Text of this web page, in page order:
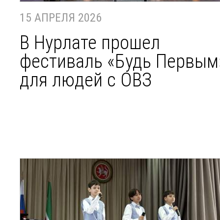
15 АПРЕЛЯ 2026
В Нурлате прошел
фестиваль «Будь
для людей с ОВЗ